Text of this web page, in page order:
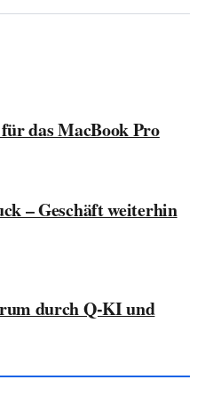
das MacBook Pro
– Geschäft weiterhin
durch Q-KI und